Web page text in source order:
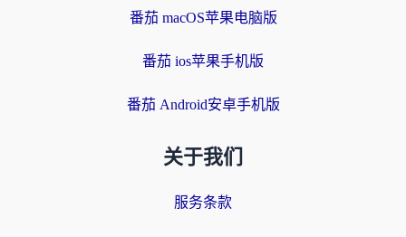
番茄 macOS苹果电脑版
番茄 ios苹果手机版
番茄 Android安卓手机版
关于我们
服务条款